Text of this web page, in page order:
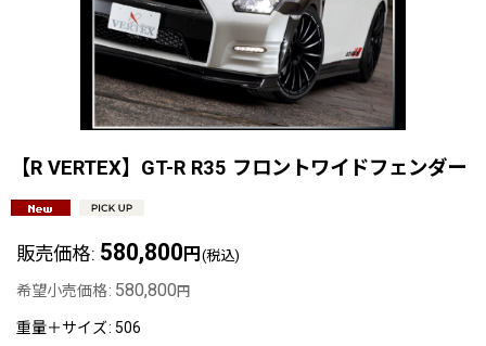
【R VERTEX】GT-R R35 フロントワイドフェンダー
販売価格: 580,800 円 (税込)
希望小売価格: 580,800 円
重量＋サイズ: 506